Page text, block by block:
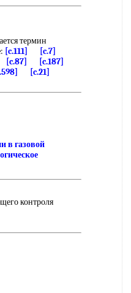
термин
: [c.111]
[c.7]
[c.87]
[c.187]
[c.21]
в газовой
контроля